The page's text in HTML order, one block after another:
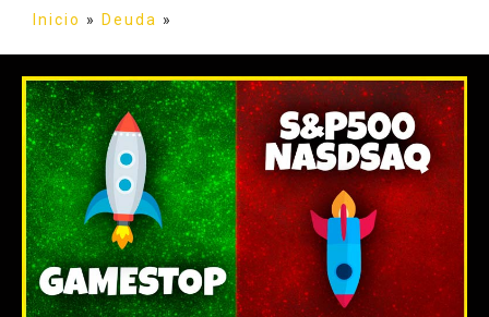
Inicio » Deuda »